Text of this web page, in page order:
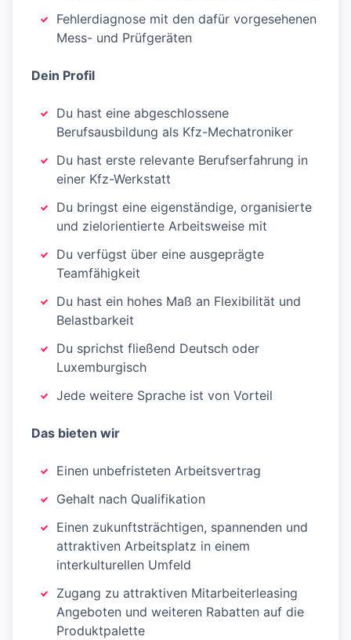
Fehlerdiagnose mit den dafür vorgesehenen
Mess- und Prüfgeräten
Dein Profil
Du hast eine abgeschlossene
Berufsausbildung als Kfz-Mechatroniker
Du hast erste relevante Berufserfahrung in
einer Kfz-Werkstatt
Du bringst eine eigenständige, organisierte
und zielorientierte Arbeitsweise mit
Du verfügst über eine ausgeprägte
Teamfähigkeit
Du hast ein hohes Maß an Flexibilität und
Belastbarkeit
Du sprichst fließend Deutsch oder
Luxemburgisch
Jede weitere Sprache ist von Vorteil
Das bieten wir
Einen unbefristeten Arbeitsvertrag
Gehalt nach Qualifikation
Einen zukunftsträchtigen, spannenden und
attraktiven Arbeitsplatz in einem
interkulturellen Umfeld
Zugang zu attraktiven Mitarbeiterleasing
Angeboten und weiteren Rabatten auf die
Produktpalette